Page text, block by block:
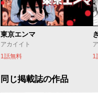
東京エンマ
アカイイト
1話無料
1
同じ掲載誌の作品